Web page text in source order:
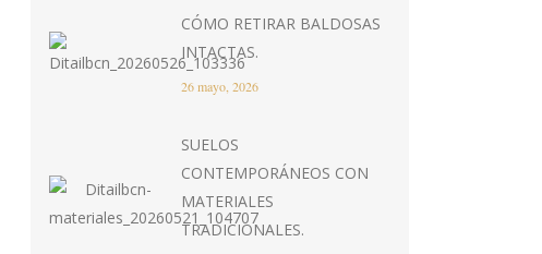
CÓMO RETIRAR BALDOSAS
INTACTAS.
26 mayo, 2026
SUELOS
CONTEMPORÁNEOS CON
MATERIALES
TRADICIONALES.